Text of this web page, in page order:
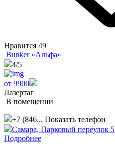
Нравится 49
Bunker «Альфа»
4/5
от 9900
Лазертаг
В помещении
+7 (846... Показать телефон
Самара, Парковый переулок 5
Подробнее